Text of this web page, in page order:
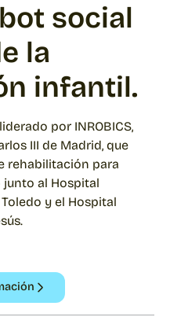
social
la
infantil.
por INROBICS,
III de Madrid, que
rehabilitación para
al Hospital
y el Hospital